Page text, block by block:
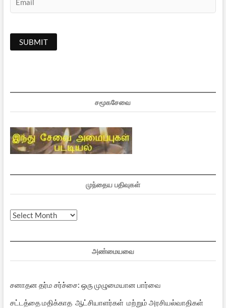
சமூகசேவை
முந்தைய பதிவுகள்
முந்தைய
அண்மையவை
சனாதன தர்ம சர்ச்சை: ஒரு முழுமையான பார்வை
சட்டத்தை மதிக்காத ஆட்சியாளர்கள் மற்றும் அரசியல்வாதிகள்